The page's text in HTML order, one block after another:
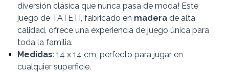
diversión clásica que nunca pasa de moda! Este
juego de TATETI, fabricado en maderade alta
calidad, ofrece una experiencia de juego única para
toda la familia.
Medidas: 14 x 14 cm, perfecto para jugar en
cualquier superficie.